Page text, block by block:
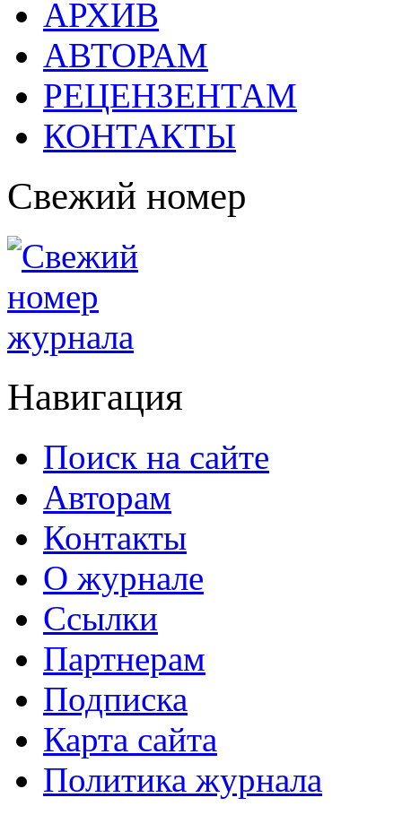
АРХИВ
АВТОРАМ
РЕЦЕНЗЕНТАМ
КОНТАКТЫ
Свежий номер
Навигация
Поиск на сайте
Авторам
Контакты
О журнале
Ссылки
Партнерам
Подписка
Карта сайта
Политика журнала